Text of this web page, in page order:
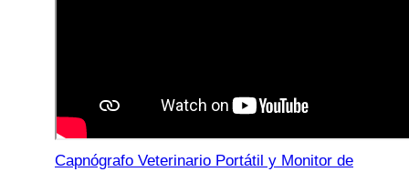
Capnógrafo Veterinario Portátil y Monitor de